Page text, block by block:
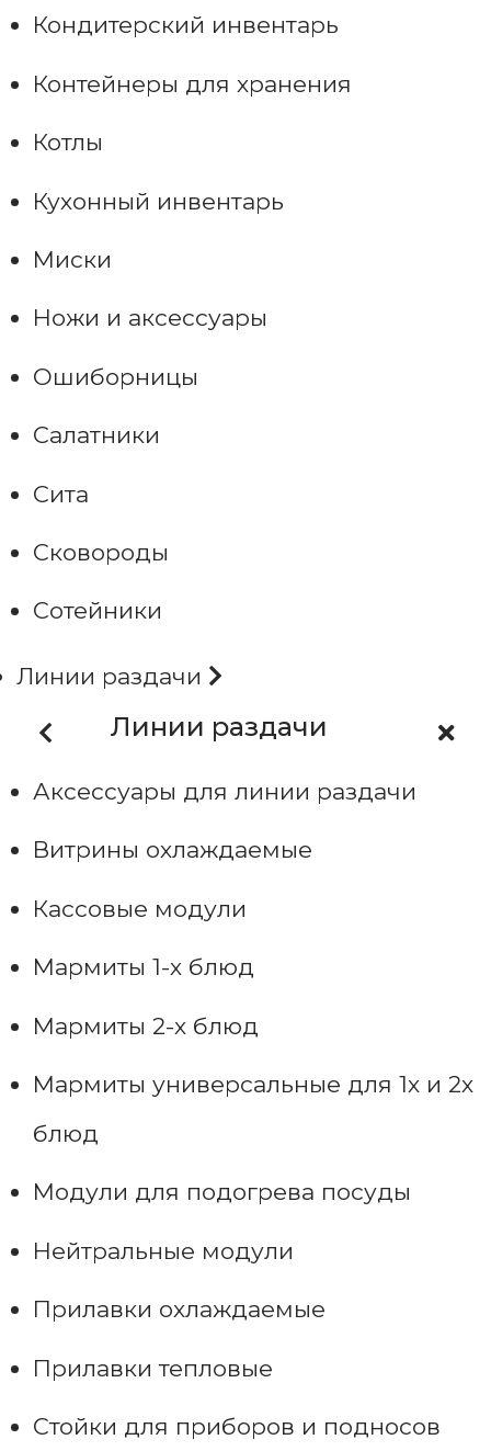
Кондитерский инвентарь
Контейнеры для хранения
Котлы
Кухонный инвентарь
Миски
Ножи и аксессуары
Ошиборницы
Салатники
Сита
Сковороды
Сотейники
Линии раздачи
Линии раздачи
Аксессуары для линии раздачи
Витрины охлаждаемые
Кассовые модули
Мармиты 1-х блюд
Мармиты 2-х блюд
Мармиты универсальные для 1х и 2х
блюд
Модули для подогрева посуды
Нейтральные модули
Прилавки охлаждаемые
Прилавки тепловые
Стойки для приборов и подносов